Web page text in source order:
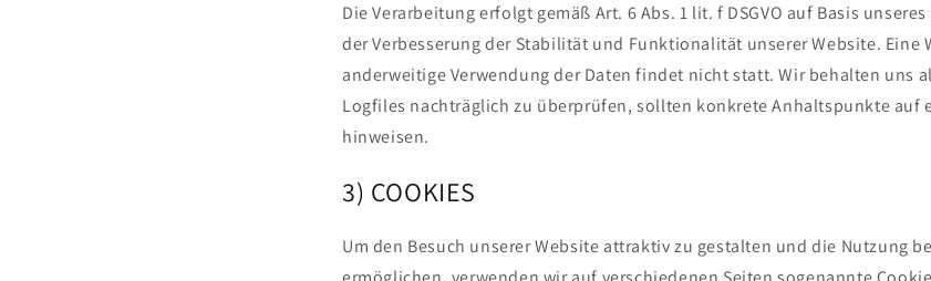
Die Verarbeitung erfolgt gemäß Art. 6 Abs. 1 lit. f DSGVO auf Basis
der Verbesserung der Stabilität und Funktionalität unserer Website. Eine
anderweitige Verwendung der Daten findet nicht statt. Wir behalten uns
Logfiles nachträglich zu überprüfen, sollten konkrete Anhaltspunkte auf
hinweisen.
3) COOKIES
Um den Besuch unserer Website attraktiv zu gestalten und die Nutzung